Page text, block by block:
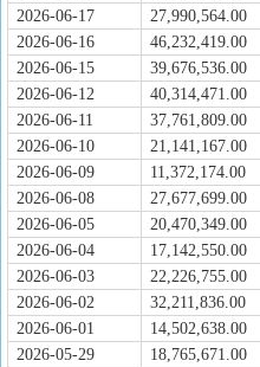
2026-06-17
27,990,564.00
2026-06-16
46,232,419.00
2026-06-15
39,676,536.00
2026-06-12
40,314,471.00
2026-06-11
37,761,809.00
2026-06-10
21,141,167.00
2026-06-09
11,372,174.00
2026-06-08
27,677,699.00
2026-06-05
20,470,349.00
2026-06-04
17,142,550.00
2026-06-03
22,226,755.00
2026-06-02
32,211,836.00
2026-06-01
14,502,638.00
2026-05-29
18,765,671.00